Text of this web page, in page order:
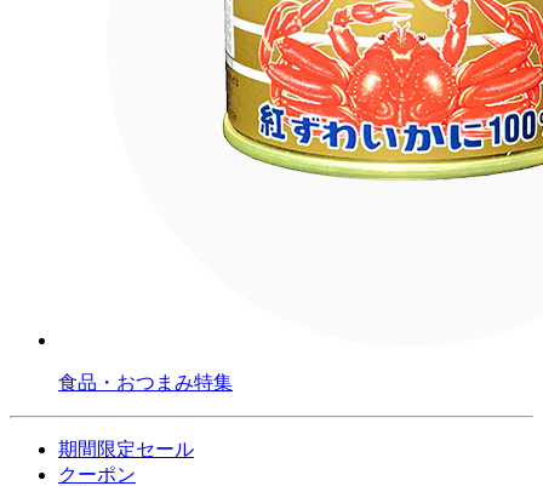
食品・おつまみ特集
期間限定セール
クーポン